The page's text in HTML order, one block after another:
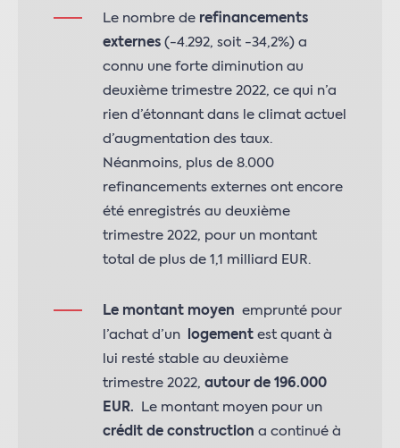
Le nombre de refinancements
externes (-4.292, soit -34,2%) a
connu une forte diminution au
deuxième trimestre 2022, ce qui n’a
rien d’étonnant dans le climat actuel
d’augmentation des taux.
Néanmoins, plus de 8.000
refinancements externes ont encore
été enregistrés au deuxième
trimestre 2022, pour un montant
total de plus de 1,1 milliard EUR.
Le montant moyen emprunté pour
l’achat d’un
logement est quant à
lui resté stable au deuxième
trimestre 2022, autour de 196.000
EUR. Le montant moyen pour un
crédit de construction a continué à